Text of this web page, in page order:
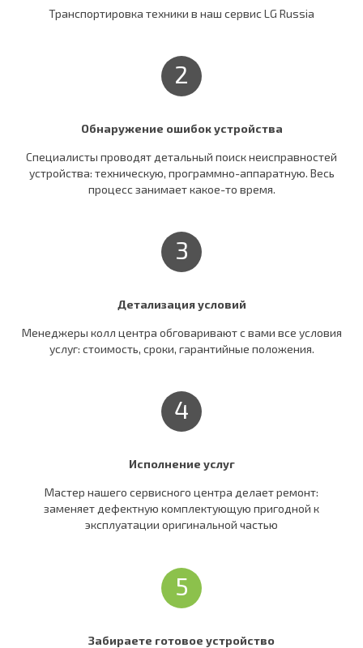
Транспортировка техники в наш сервис LG Russia
2
Обнаружение ошибок устройства
Специалисты проводят детальный поиск неисправностей
устройства: техническую, программно-аппаратную. Весь
процесс занимает какое-то время.
3
Детализация условий
Менеджеры колл центра обговаривают c вами все условия
услуг: стоимость, сроки, гарантийные положения.
4
Исполнение услуг
Мастер нашего сервисного центра делает ремонт:
заменяет дефектную комплектующую пригодной к
эксплуатации оригинальной частью
5
Забираете готовое устройство